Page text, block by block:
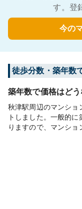
す。登
今の
徒歩分数・築年数
築年数で価格はどう
秋津駅周辺のマンショ
トしました。一般的
りますので、マンショ